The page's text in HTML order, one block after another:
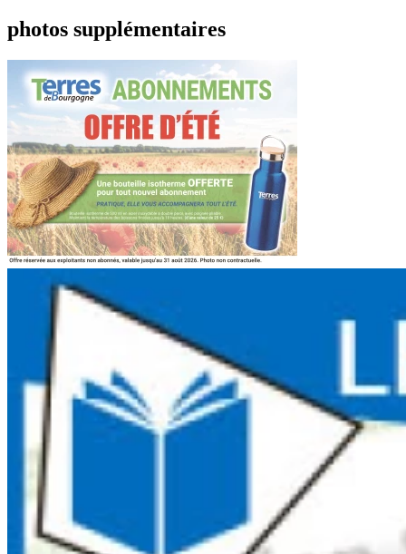
photos supplémentaires